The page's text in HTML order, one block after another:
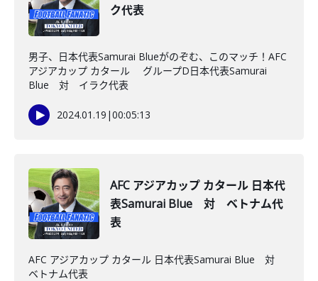
ク代表
男子、日本代表Samurai Blueがのぞむ、このマッチ！AFC
アジアカップ カタール グループD日本代表Samurai
Blue 対 イラク代表
2024.01.19 |00:05:13
AFC アジアカップ カタール 日本代
表Samurai Blue 対 ベトナム代
表
AFC アジアカップ カタール 日本代表Samurai Blue 対
ベトナム代表